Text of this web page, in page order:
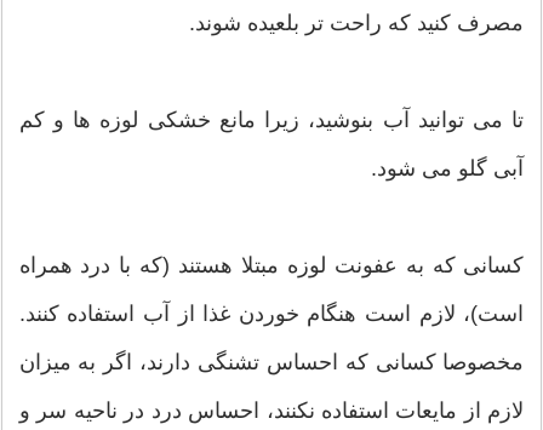
مصرف کنید که راحت تر بلعیده شوند.
تا می توانید آب بنوشید، زیرا مانع خشکی لوزه ها و کم
آبی گلو می شود.
کسانی که به عفونت لوزه مبتلا هستند (که با درد همراه
است)، لازم است هنگام خوردن غذا از آب استفاده کنند.
مخصوصا کسانی که احساس تشنگی دارند، اگر به میزان
لازم از مایعات استفاده نکنند، احساس درد در ناحیه سر و